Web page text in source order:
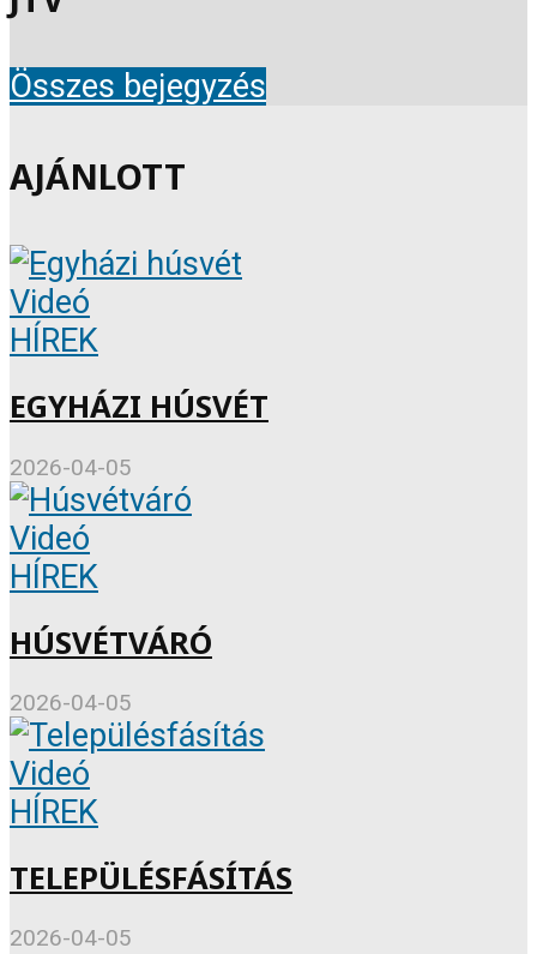
Összes bejegyzés
AJÁNLOTT
Videó
HÍREK
EGYHÁZI HÚSVÉT
2026-04-05
Videó
HÍREK
HÚSVÉTVÁRÓ
2026-04-05
Videó
HÍREK
TELEPÜLÉSFÁSÍTÁS
2026-04-05